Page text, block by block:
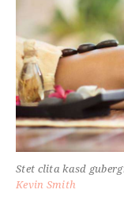
Stet clita kasd
Kevin Smith